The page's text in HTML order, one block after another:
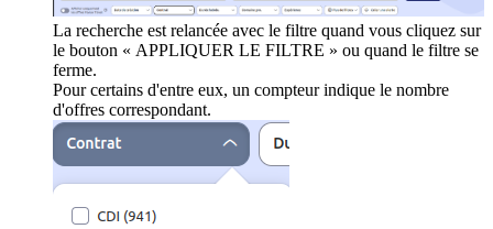
La recherche est relancée avec le filtre quand vous cliquez sur
le bouton « APPLIQUER LE FILTRE » ou quand le filtre se
ferme.
Pour certains d'entre eux, un compteur indique le nombre
d'offres correspondant.